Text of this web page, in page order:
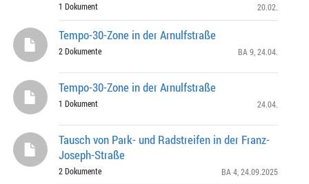
1 Dokument 20.02.
Tempo-30-Zone in der Arnulfstraße
2 Dokumente BA 9 , 24.04.
Tempo-30-Zone in der Arnulfstraße
1 Dokument 24.04.
Tausch von Park- und Radstreifen in der Franz-
Joseph-Straße
2 Dokumente BA 4 , 24.09.2025